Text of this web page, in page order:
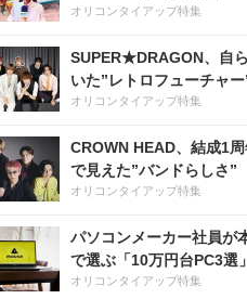
オリコンタイアップ特集
SUPER★DRAGON、自
いた”レトロフューチャー
オリコンタイアップ特集
CROWN HEAD、結成1
で見えた”バンドらしさ”
オリコンタイアップ特集
パソコンメーカー社員が
で選ぶ「10万円台PC3選」
オリコンタイアップ特集